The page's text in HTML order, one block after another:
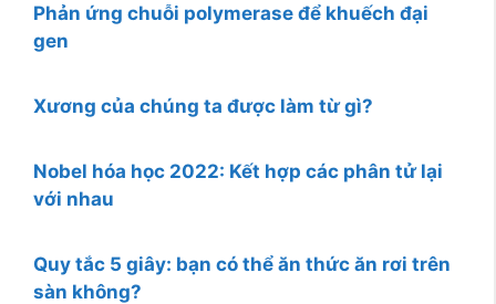
Phản ứng chuỗi polymerase để khuếch đại
gen
Xương của chúng ta được làm từ gì?
Nobel hóa học 2022: Kết hợp các phân tử lại
với nhau
Quy tắc 5 giây: bạn có thể ăn thức ăn rơi trên
sàn không?